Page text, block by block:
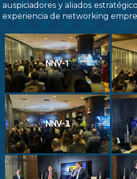
auspiciadores y aliados
experiencia de networking
NNV-1
NNV-3